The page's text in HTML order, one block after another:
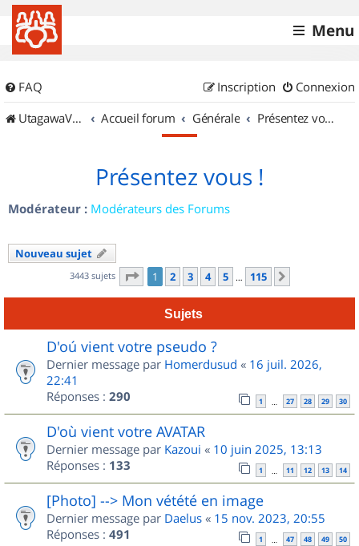
Menu
FAQ Connexion
Inscription
UtagawaVTT (Randos VTT et VTTAE avec traces GPS)
Accueil forum Générale Présentez vous !
Présentez vous !
Modérateur : Modérateurs des Forums
Nouveau sujet
3443 sujets Page 1sur 115
1 2 3 4 5 … 115
Sujets
D'oú vient votre pseudo ?
Dernier message par Homerdusud « 16 juil. 2026,
22:41
Réponses : 290 1 … 27 28 29 30
D'où vient votre AVATAR
Dernier message par Kazoui « 10 juin 2025, 13:13
Réponses : 133 1 … 11 12 13 14
[Photo] --> Mon vétété en image
Dernier message par Daelus « 15 nov. 2023, 20:55
Réponses : 491 1 … 47 48 49 50